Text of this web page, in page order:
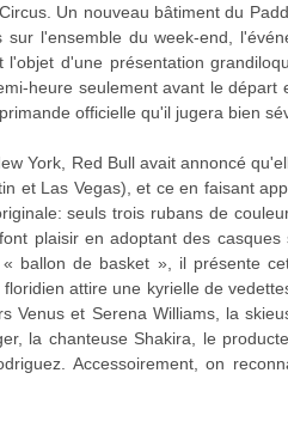
Un nouveau bâtiment du
l'ensemble du week-end,
d'une présentation
heure seulement avant le départ
officielle qu'il jugera bien
York, Red Bull avait annoncé
et Las Vegas), et ce en faisant
seuls trois rubans de
plaisir en adoptant des
ballon de basket », il présente
attire une kyrielle de
et Serena Williams, la
la chanteuse Shakira, le
Accessoirement, on